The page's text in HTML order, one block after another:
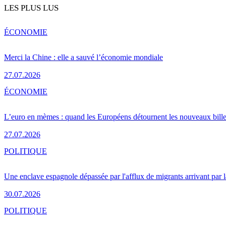
LES PLUS LUS
Merci la Chine : elle a sauvé l’économie mondiale
27.07.2026
ÉCONOMIE
L’euro en mèmes : quand les Européens détournent les nouveaux
27.07.2026
ÉCONOMIE
Une enclave espagnole dépassée par l'afflux de migrants arrivant par
30.07.2026
POLITIQUE
POLITIQUE